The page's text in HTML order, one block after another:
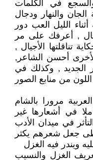
في الكلمات
الجان والنهار ودجال
الليل العب دور
, أعرفك على مر
تناقلتها الأجيال ,
أحسن الشاعر,
الجديد , وكذلك في
من منابع الصور
مرورا بالشام
في أشعارها غير
في ميدان الأدب
جعل شعرهم يكثر
ويندر فيه الغزل
الغزل والنسيب